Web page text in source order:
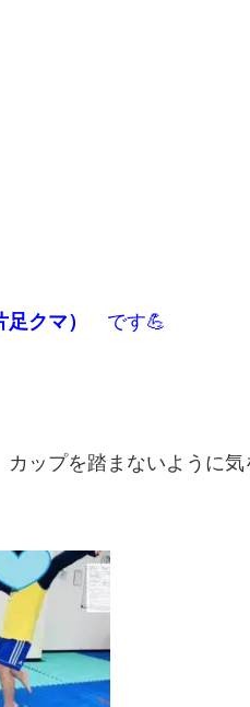
クマ） です💪
ップを踏まないように気